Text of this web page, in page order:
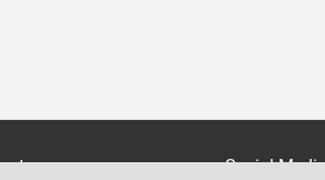
Social